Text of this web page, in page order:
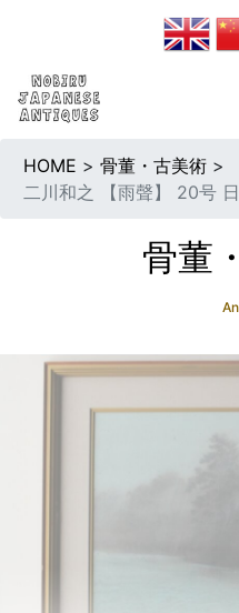
HOME > 骨董・古美術 >
二川和之 【雨聲】 20号
骨董